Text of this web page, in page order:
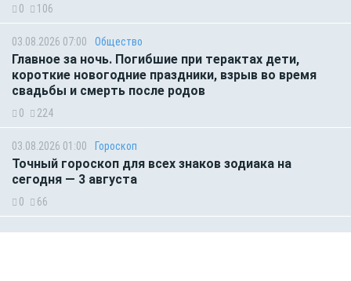
0 106
03.08.2026 07:00 Общество
Главное за ночь. Погибшие при терактах дети,
короткие новогодние праздники, взрыв во время
свадьбы и смерть после родов
0 224
03.08.2026 01:00 Гороскоп
Точный гороскоп для всех знаков зодиака на
сегодня — 3 августа
0 66